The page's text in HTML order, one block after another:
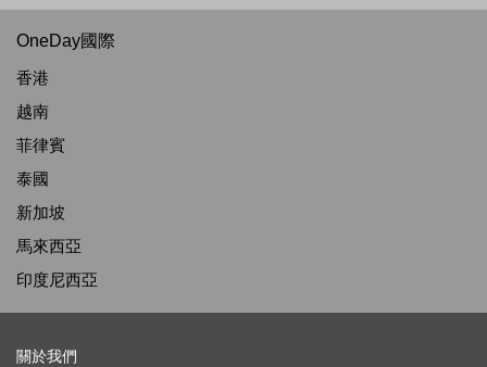
OneDay國際
香港
越南
菲律賓
泰國
新加坡
馬來西亞
印度尼西亞
關於我們